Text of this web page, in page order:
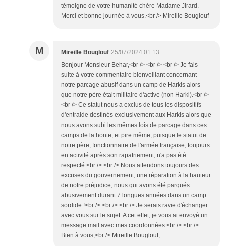
témoigne de votre humanité chère Madame Jirard.
Merci et bonne journée à vous.<br /> Mireille Bouglouf
M Mireille Bouglouf 25/07/2024 01:13
Bonjour Monsieur Behar,<br /> <br /> <br /> Je fais
suite à votre commentaire bienveillant concernant
notre parcage abusif dans un camp de Harkis alors
que notre père était militaire d'active (non Harki).<br />
<br /> Ce statut nous a exclus de tous les dispositifs
d'entraide destinés exclusivement aux Harkis alors que
nous avons subi les mêmes lois de parcage dans ces
camps de la honte, et pire même, puisque le statut de
notre père, fonctionnaire de l'armée française, toujours
en activité après son rapatriement, n'a pas été
respecté.<br /> <br /> Nous attendons toujours des
excuses du gouvernement, une réparation à la hauteur
de notre préjudice, nous qui avons été parqués
abusivement durant 7 longues années dans un camp
sordide !<br /> <br /> <br /> Je serais ravie d'échanger
avec vous sur le sujet. A cet effet, je vous ai envoyé un
message mail avec mes coordonnées.<br /> <br />
Bien à vous,<br /> Mireille Bouglouf;